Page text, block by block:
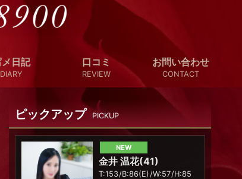
メ日記
DIARY
口コミ
REVIEW
お問い合わせ
CONTACT
ピックアップ PICKUP
NEW
金井 温花 41
153 86(E) 57 85